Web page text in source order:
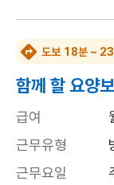
도보 18분 ~ 23
함께 할 요양
급여
근무유형
근무요일